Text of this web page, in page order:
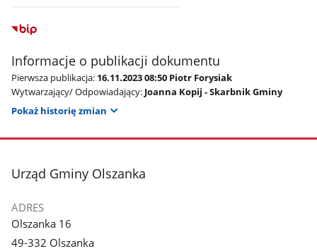
Informacje o publikacji dokumentu
Pierwsza publikacja: 16.11.2023 08:50 Piotr Forysiak
Wytwarzający/ Odpowiadający: Joanna Kopij - Skarbnik Gminy
Pokaż historię zmian
stopka
Urząd Gminy Olszanka
ADRES
Olszanka 16
49-332 Olszanka